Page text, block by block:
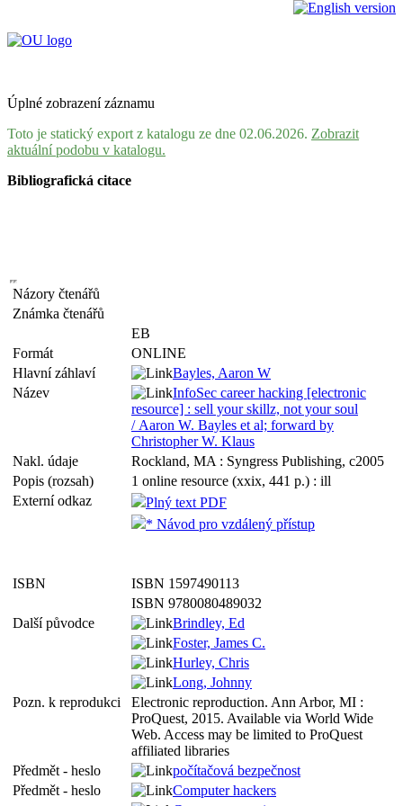
Úplné zobrazení záznamu
Toto je statický export z katalogu ze dne 02.06.2026. Zobrazit
aktuální podobu v katalogu.
Bibliografická citace
Názory čtenářů
Známka čtenářů
EB
Formát
ONLINE
Hlavní záhlaví
Bayles, Aaron W
Název
InfoSec career hacking [electronic
resource] : sell your skillz, not your soul
/ Aaron W. Bayles et al; forward by
Christopher W. Klaus
Nakl. údaje
Rockland, MA : Syngress Publishing, c2005
Popis (rozsah)
1 online resource (xxix, 441 p.) : ill
Externí odkaz
Plný text PDF
* Návod pro vzdálený přístup
ISBN
ISBN 1597490113
ISBN 9780080489032
Další původce
Brindley, Ed
Foster, James C.
Hurley, Chris
Long, Johnny
Pozn. k reprodukci
Electronic reproduction. Ann Arbor, MI :
ProQuest, 2015. Available via World Wide
Web. Access may be limited to ProQuest
affiliated libraries
Předmět - heslo
počítačová bezpečnost
Předmět - heslo
Computer hackers